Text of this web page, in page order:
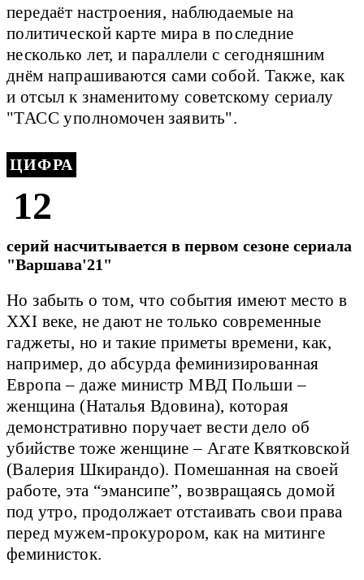
передаёт настроения, наблюдаемые на
политической карте мира в последние
несколько лет, и параллели с сегодняшним
днём напрашиваются сами собой. Также, как
и отсыл к знаменитому советскому сериалу
"ТАСС уполномочен заявить".
ЦИФРА
12
серий насчитывается в первом сезоне сериала
"Варшава'21"
Но забыть о том, что события имеют место в
XXI веке, не дают не только современные
гаджеты, но и такие приметы времени, как,
например, до абсурда феминизированная
Европа – даже министр МВД Польши –
женщина (Наталья Вдовина), которая
демонстративно поручает вести дело об
убийстве тоже женщине – Агате Квятковской
(Валерия Шкирандо). Помешанная на своей
работе, эта “эмансипе”, возвращаясь домой
под утро, продолжает отстаивать свои права
перед мужем-прокурором, как на митинге
феминисток.